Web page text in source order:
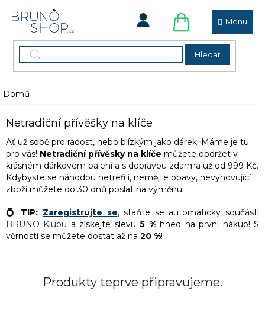
Hledat
NÁKUPNÍ
KOŠÍK
Domů
Netradiční přívěšky na klíče
Ať už sobě pro radost, nebo blízkým jako dárek. Máme je tu
pro vás! Netradiční přívěsky na klíče můžete obdržet v
krásném dárkovém balení a s dopravou zdarma už od 999 Kč.
Kdybyste se náhodou netrefili, nemějte obavy, nevyhovující
zboží můžete do 30 dnů poslat na výměnu.
💍 TIP: Zaregistrujte se, staňte se automaticky součástí
BRUNO Klubu a získejte slevu5 %hned na první nákup! S
věrností se můžete dostat až na 20 %!
Produkty teprve připravujeme.